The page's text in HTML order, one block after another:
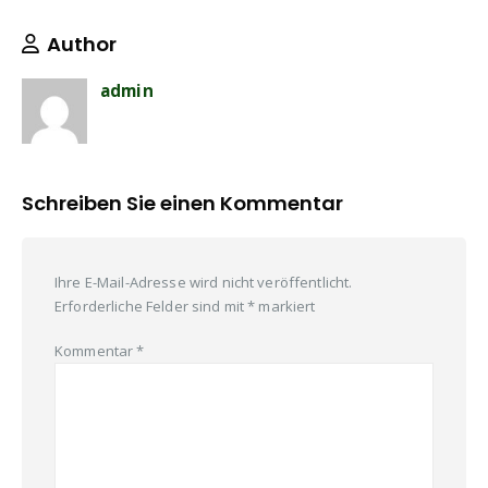
Author
admin
Schreiben Sie einen Kommentar
Ihre E-Mail-Adresse wird nicht veröffentlicht.
Erforderliche Felder sind mit* markiert
Kommentar*